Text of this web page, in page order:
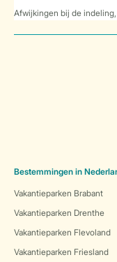
Afwijkingen bij de
Bestemmingen in
Vakantieparken Brabant
Vakantieparken Drenthe
Vakantieparken Flevoland
Vakantieparken Friesland